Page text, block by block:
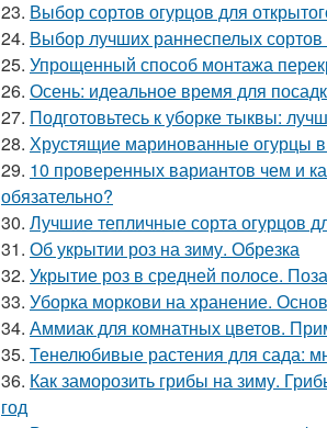
23. Выбор сортов огурцов для
24. Выбор лучших раннеспелых
25. Упрощенный способ монтажа
26. Осень: идеальное время для
27. Подготовьтесь к уборке тыквы:
28. Хрустящие маринованные огурцы
29. 10 проверенных вариантов чем и
обязательно?
30. Лучшие тепличные сорта огурцов
31. Об укрытии роз на зиму. Обрезка
32. Укрытие роз в средней полосе.
33. Уборка моркови на хранение.
34. Аммиак для комнатных цветов.
35. Тенелюбивые растения для сада:
36. Как заморозить грибы на зиму.
год